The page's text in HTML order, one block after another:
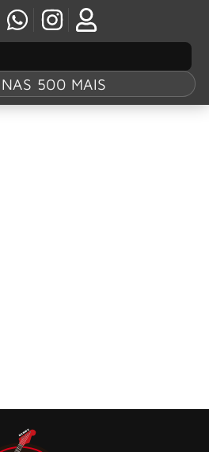
500 MAIS